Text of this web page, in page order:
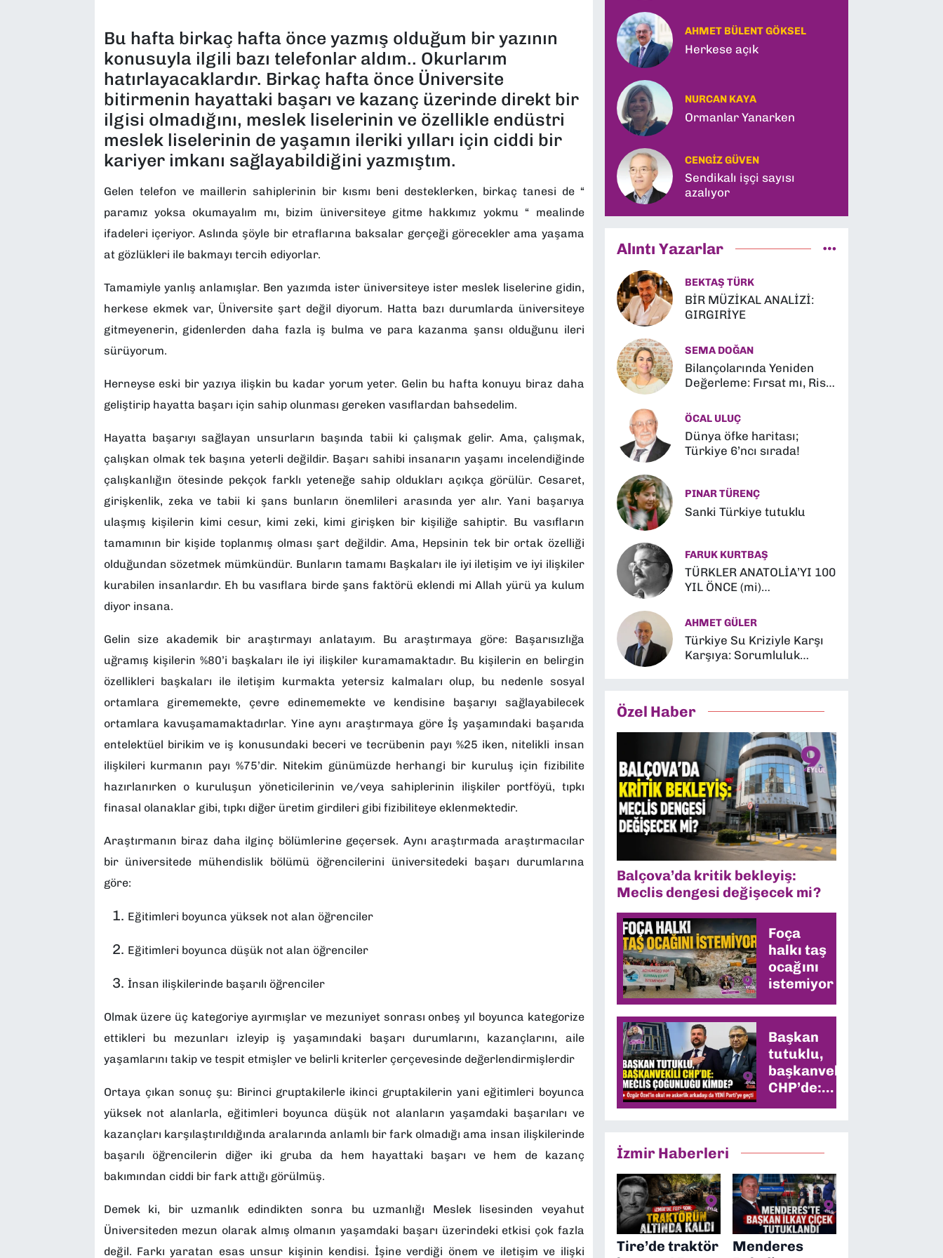
Bu hafta birkaç hafta önce yazmış olduğum bir yazının
konusuyla ilgili bazı telefonlar aldım.. Okurlarım
hatırlayacaklardır. Birkaç hafta önce Üniversite
bitirmenin hayattaki başarı ve kazanç üzerinde direkt bir
ilgisi olmadığını, meslek liselerinin ve özellikle endüstri
meslek liselerinin de yaşamın ileriki yılları için ciddi bir
kariyer imkanı sağlayabildiğini yazmıştım.
Gelen telefon ve maillerin sahiplerinin bir kısmı beni desteklerken, birkaç tanesi de “
paramız yoksa okumayalım mı, bizim üniversiteye gitme hakkımız yokmu “ mealinde
ifadeleri içeriyor. Aslında şöyle bir etraflarına baksalar gerçeği görecekler ama yaşama
at gözlükleri ile bakmayı tercih ediyorlar.
Tamamiyle yanlış anlamışlar. Ben yazımda ister üniversiteye ister meslek liselerine gidin,
herkese ekmek var, Üniversite şart değil diyorum. Hatta bazı durumlarda üniversiteye
gitmeyenerin, gidenlerden daha fazla iş bulma ve para kazanma şansı olduğunu ileri
sürüyorum.
Herneyse eski bir yazıya ilişkin bu kadar yorum yeter. Gelin bu hafta konuyu biraz daha
geliştirip hayatta başarı için sahip olunması gereken vasıflardan bahsedelim.
Hayatta başarıyı sağlayan unsurların başında tabii ki çalışmak gelir. Ama, çalışmak,
çalışkan olmak tek başına yeterli değildir. Başarı sahibi insanarın yaşamı incelendiğinde
çalışkanlığın ötesinde pekçok farklı yeteneğe sahip oldukları açıkça görülür. Cesaret,
girişkenlik, zeka ve tabii ki şans bunların önemlileri arasında yer alır. Yani başarıya
ulaşmış kişilerin kimi cesur, kimi zeki, kimi girişken bir kişiliğe sahiptir. Bu vasıfların
tamamının bir kişide toplanmış olması şart değildir. Ama, Hepsinin tek bir ortak özelliği
olduğundan sözetmek mümkündür. Bunların tamamı Başkaları ile iyi iletişim ve iyi ilişkiler
kurabilen insanlardır. Eh bu vasıflara birde şans faktörü eklendi mi Allah yürü ya kulum
diyor insana.
Gelin size akademik bir araştırmayı anlatayım. Bu araştırmaya göre: Başarısızlığa
uğramış kişilerin %80’i başkaları ile iyi ilişkiler kuramamaktadır. Bu kişilerin en belirgin
özellikleri başkaları ile iletişim kurmakta yetersiz kalmaları olup, bu nedenle sosyal
ortamlara girememekte, çevre edinememekte ve kendisine başarıyı sağlayabilecek
ortamlara kavuşamamaktadırlar. Yine aynı araştırmaya göre İş yaşamındaki başarıda
entelektüel birikim ve iş konusundaki beceri ve tecrübenin payı %25 iken, nitelikli insan
ilişkileri kurmanın payı %75’dir. Nitekim günümüzde herhangi bir kuruluş için fizibilite
hazırlanırken o kuruluşun yöneticilerinin ve/veya sahiplerinin ilişkiler portföyü, tıpkı
finasal olanaklar gibi, tıpkı diğer üretim girdileri gibi fizibiliteye eklenmektedir.
Araştırmanın biraz daha ilginç bölümlerine geçersek. Aynı araştırmada araştırmacılar
bir üniversitede mühendislik bölümü öğrencilerini üniversitedeki başarı durumlarına
göre:
Eğitimleri boyunca yüksek not alan öğrenciler
Eğitimleri boyunca düşük not alan öğrenciler
İnsan ilişkilerinde başarılı öğrenciler
Olmak üzere üç kategoriye ayırmışlar ve mezuniyet sonrası onbeş yıl boyunca kategorize
ettikleri bu mezunları izleyip iş yaşamındaki başarı durumlarını, kazançlarını, aile
yaşamlarını takip ve tespit etmişler ve belirli kriterler çerçevesinde değerlendirmişlerdir
Ortaya çıkan sonuç şu: Birinci gruptakilerle ikinci gruptakilerin yani eğitimleri boyunca
yüksek not alanlarla, eğitimleri boyunca düşük not alanların yaşamdaki başarıları ve
kazançları karşılaştırıldığında aralarında anlamlı bir fark olmadığı ama insan ilişkilerinde
başarılı öğrencilerin diğer iki gruba da hem hayattaki başarı ve hem de kazanç
bakımından ciddi bir fark attığı görülmüş.
Demek ki, bir uzmanlık edindikten sonra bu uzmanlığı Meslek lisesinden veyahut
Üniversiteden mezun olarak almış olmanın yaşamdaki başarı üzerindeki etkisi çok fazla
değil. Farkı yaratan esas unsur kişinin kendisi. İşine verdiği önem ve iletişim ve ilişki
AHMET BÜLENT GÖKSEL
Herkese açık
NURCAN KAYA
Ormanlar Yanarken
CENGIZ GÜVEN
Sendikalı işçi sayısı
azalıyor
Alıntı Yazarlar
BEKTAŞ TÜRK
BİR MÜZİKAL ANALİZİ:
GIRGIRİYE
SEMA DOĞAN
Bilançolarında Yeniden
Değerleme: Fırsat mı, Risk
ÖCAL ULUÇ
Dünya öfke haritası;
Türkiye 6’ncı sırada!
PINAR TÜRENÇ
Sanki Türkiye tutuklu
FARUK KURTBAŞ
TÜRKLER ANATOLİA’YI 100
YIL ÖNCE (mi)
AHMET GÜLER
Türkiye Su Kriziyle Karşı
Karşıya: Sorumluluk
Özel Haber
Balçova’da kritik bekleyiş:
Meclis dengesi değişecek mi?
Foça
halkı taş
ocağını
istemiyor
Başkan
tutuklu,
başkanvekili
CHP’de:
Meclis
İzmir Haberleri
Tire’de traktör
Menderes
TEKNOLOJİ
YEREL YÖNETİMLER